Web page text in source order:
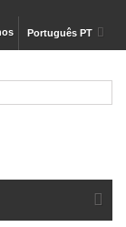
Português PT